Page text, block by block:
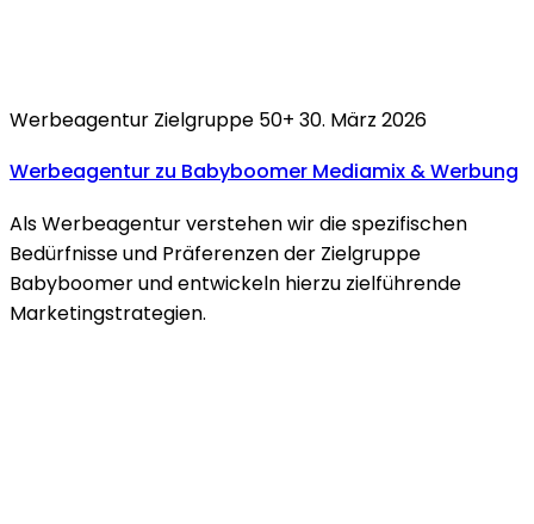
Werbeagentur Zielgruppe 50+ 30. März 2026
Werbeagentur zu Babyboomer Mediamix & Werbung
Als Werbeagentur verstehen wir die spezifischen
Bedürfnisse und Präferenzen der Zielgruppe
Babyboomer und entwickeln hierzu zielführende
Marketingstrategien.